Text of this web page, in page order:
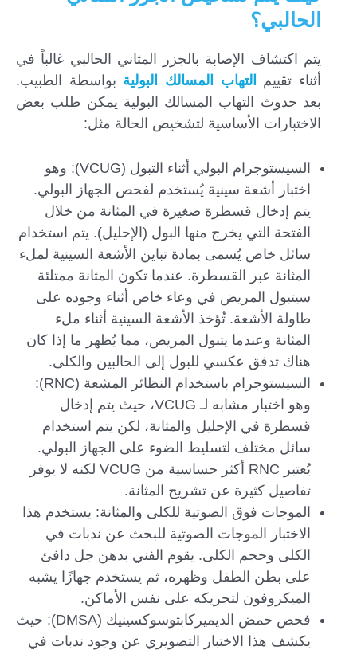
الحالبي؟
يتم اكتشاف الإصابة بالجزر المثاني الحالبي غالباً في
أثناء تقييم
التهاب المسالك البولية بواسطة الطبيب.
بعد حدوث التهاب المسالك البولية يمكن طلب بعض
الاختبارات الأساسية لتشخيص الحالة مثل:
السيستوجرام البولي أثناء التبول (VCUG): وهو
اختبار أشعة سينية يُستخدم لفحص الجهاز البولي.
يتم إدخال قسطرة صغيرة في المثانة من خلال
الفتحة التي يخرج منها البول (الإحليل). يتم استخدام
سائل خاص يُسمى بمادة تباين الأشعة السينية لملء
المثانة عبر القسطرة. عندما تكون المثانة ممتلئة
سيتبول المريض في وعاء خاص أثناء وجوده على
طاولة الأشعة. تُؤخذ الأشعة السينية أثناء ملء
المثانة وعندما يتبول المريض، مما يُظهر ما إذا كان
هناك تدفق عكسي للبول إلى الحالبين والكلى.
السيستوجرام باستخدام النظائر المشعة (RNC):
وهو اختبار مشابه لـ VCUG، حيث يتم إدخال
قسطرة في الإحليل والمثانة، لكن يتم استخدام
سائل مختلف لتسليط الضوء على الجهاز البولي.
يُعتبر RNC أكثر حساسية من VCUG لكنه لا يوفر
تفاصيل كثيرة عن تشريح المثانة.
الموجات فوق الصوتية للكلى والمثانة: يستخدم هذا
الاختبار الموجات الصوتية للبحث عن ندبات في
الكلى وحجم الكلى. يقوم الفني بدهن جل دافئ
على بطن الطفل وظهره، ثم يستخدم جهازًا يشبه
الميكروفون لتحريكه على نفس الأماكن.
فحص حمض الديميركابتوسوكسينيك (DMSA): حيث
يكشف هذا الاختبار التصويري عن وجود ندبات في